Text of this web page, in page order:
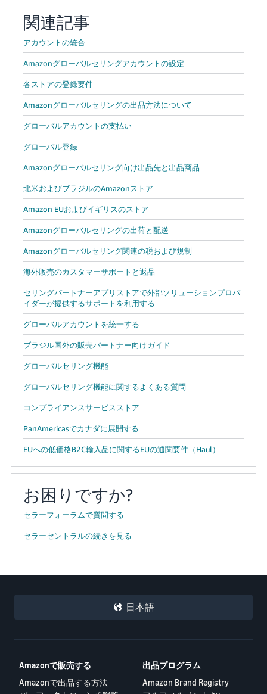
関連記事
アカウントの統合
Amazonグローバルセリングアカウントの設定
各ストアの登録要件
Amazonグローバルセリングの出品方法について
グローバルアカウントの支払い
グローバル登録
Amazonグローバルセリング向け出品先と出品商品
北米およびブラジルのAmazonストア
Amazon EUおよびイギリスのストア
Amazonグローバルセリングの出荷と配送
Amazonグローバルセリング関連の税および規制
海外販売のカスタマーサポートと返品
セリングパートナーアプリストアで外部ソリューションプロバ
イダーが提供するサポートを利用する
グローバルアカウントを統一する
ブラジル国外の販売パートナー向けガイド
グローバルセリング機能
グローバルセリング機能に関するよくある質問
コンプライアンスサービスストア
PanAmericasでカナダに展開する
EUへの低価格B2C輸入品に関するEUの通関要件（Haul）
お困りですか?
セラーフォーラムで質問する
セラーセントラルの続きを見る
日本語
Amazonで販売する
Amazonで出品する方法
出品プログラム
Amazon Brand Registry